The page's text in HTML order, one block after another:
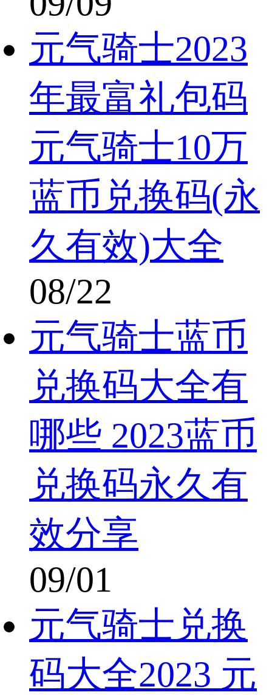
元气骑士2023
年最富礼包码
元气骑士10万
蓝币兑换码(永
久有效)大全
08/22
元气骑士蓝币
兑换码大全有
哪些 2023蓝币
兑换码永久有
效分享
09/01
元气骑士兑换
码大全2023 元